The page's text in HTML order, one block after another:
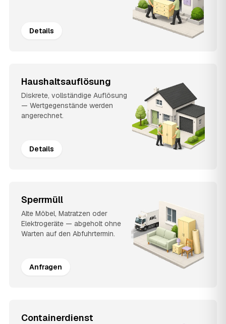
Details
Haushaltsauflösung
Diskrete, vollständige Auflösung
— Wertgegenstände werden
angerechnet.
Details
Sperrmüll
Alte Möbel, Matratzen oder
Elektrogeräte — abgeholt ohne
Warten auf den Abfuhrtermin.
Anfragen
Containerdienst